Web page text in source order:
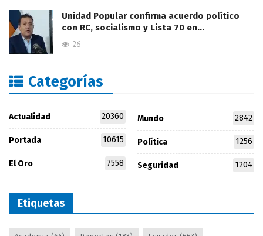
Unidad Popular confirma acuerdo político
con RC, socialismo y Lista 70 en…
26
Categorías
Actualidad 20360
Portada 10615
El Oro 7558
Mundo 2842
Política 1256
Seguridad 1204
Etiquetas